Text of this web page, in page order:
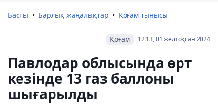
Басты Барлық жаңалықтар Қоғам тынысы
12:13, 01 желтоқсан 2024
Қоғам
Павлодар облысында өрт
кезінде 13 газ баллоны
шығарылды